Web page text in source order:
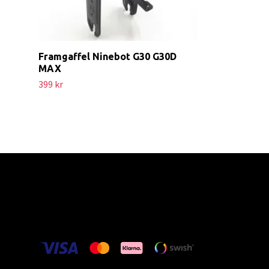
Framgaffel Ninebot G30 G30D
MAX
399 kr